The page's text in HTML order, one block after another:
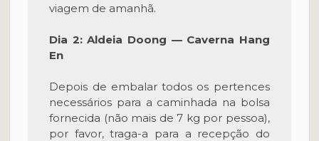
viagem de amanhã.
Dia 2: Aldeia Doong — Caverna Hang
En
Depois de embalar todos os pertences
necessários para a caminhada na bolsa
fornecida (não mais de 7 kg por pessoa),
por favor, traga-a para a recepção do